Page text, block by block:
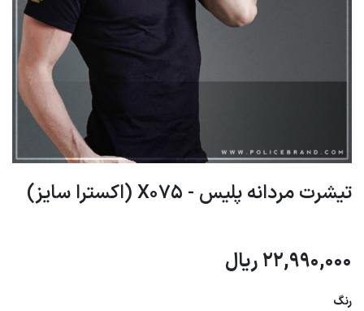
تیشرت مردانه پلیس - X075 (اکسترا سایز)
22,990,000 ریال
رنگ